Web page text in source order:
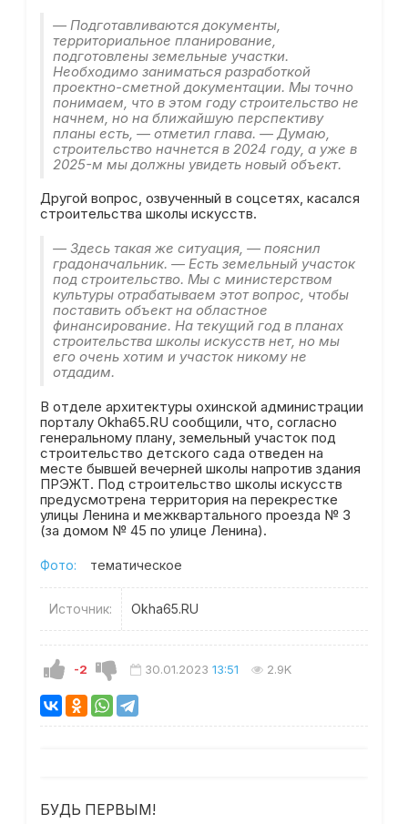
— Подготавливаются документы,
территориальное планирование,
подготовлены земельные участки.
Необходимо заниматься разработкой
проектно-сметной документации. Мы точно
понимаем, что в этом году строительство не
начнем, но на ближайшую перспективу
планы есть, — отметил глава. — Думаю,
строительство начнется в 2024 году, а уже в
2025-м мы должны увидеть новый объект.
Другой вопрос, озвученный в соцсетях, касался
строительства школы искусств.
— Здесь такая же ситуация, — пояснил
градоначальник. — Есть земельный участок
под строительство. Мы с министерством
культуры отрабатываем этот вопрос, чтобы
поставить объект на областное
финансирование. На текущий год в планах
строительства школы искусств нет, но мы
его очень хотим и участок никому не
отдадим.
В отделе архитектуры охинской администрации
порталу Okha65.RU сообщили, что, согласно
генеральному плану, земельный участок под
строительство детского сада отведен на
месте бывшей вечерней школы напротив здания
ПРЭЖТ. Под строительство школы искусств
предусмотрена территория на перекрестке
улицы Ленина и межквартального проезда № 3
(за домом № 45 по улице Ленина).
Фото: тематическое
Источник: Okha65.RU
-2 30.01.2023 13:51 2.9K
БУДЬ ПЕРВЫМ!